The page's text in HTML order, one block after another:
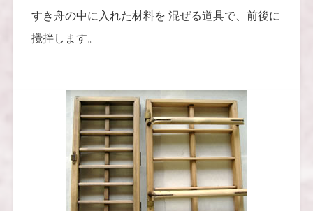
すき舟の中に入れた材料を 混ぜる道具で、前後に
攪拌します。